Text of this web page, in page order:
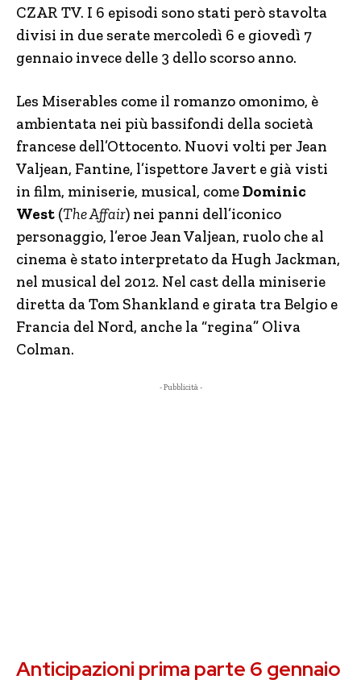
CZAR TV. I 6 episodi sono stati però stavolta
divisi in due serate mercoledì 6 e giovedì 7
gennaio invece delle 3 dello scorso anno.
Les Miserables come il romanzo omonimo, è
ambientata nei più bassifondi della società
francese dell’Ottocento. Nuovi volti per Jean
Valjean, Fantine, l’ispettore Javert e già visti
in film, miniserie, musical, comeDominic
West (The Affair) nei panni dell’iconico
personaggio, l’eroe Jean Valjean, ruolo che al
cinema è stato interpretato da Hugh Jackman,
nel musical del 2012. Nel cast della miniserie
diretta da Tom Shankland e girata tra Belgio e
Francia del Nord, anche la “regina” Oliva
Colman.
- Pubblicità -
Anticipazioni prima parte 6 gennaio